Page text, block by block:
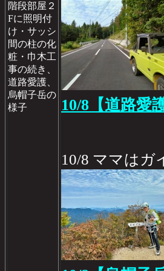
階段部屋２
Fに照明付
け・サッシ
間の柱の化
粧・巾木工
事の続き、
道路愛護、
烏帽子岳の
様子
10/8【道路愛
10/8 ママはガ